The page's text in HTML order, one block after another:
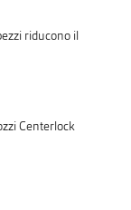
riducono il
Centerlock